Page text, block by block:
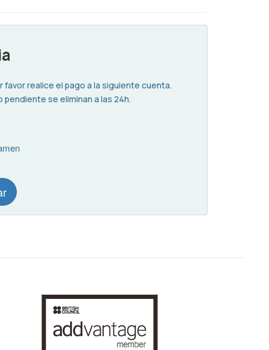
realice el pago a la siguiente cuenta.
se eliminan a las 24h.